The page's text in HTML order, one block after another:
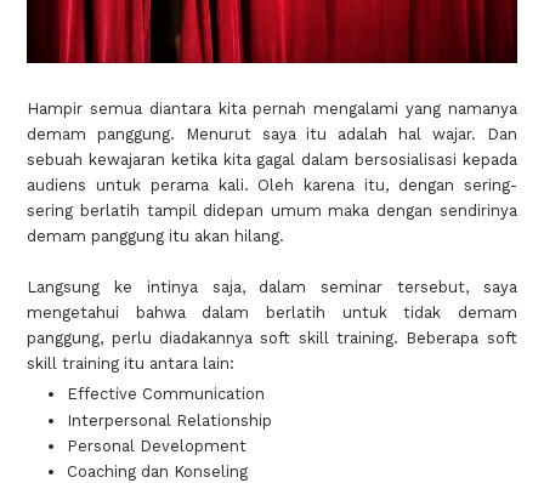
Hampir semua diantara kita pernah mengalami yang namanya
demam panggung. Menurut saya itu adalah hal wajar. Dan
sebuah kewajaran ketika kita gagal dalam bersosialisasi kepada
audiens untuk perama kali. Oleh karena itu, dengan sering-
sering berlatih tampil didepan umum maka dengan sendirinya
demam panggung itu akan hilang.
Langsung ke intinya saja, dalam seminar tersebut, saya
mengetahui bahwa dalam berlatih untuk tidak demam
panggung, perlu diadakannya soft skill training. Beberapa soft
skill training itu antara lain:
Effective Communication
Interpersonal Relationship
Personal Development
Coaching dan Konseling